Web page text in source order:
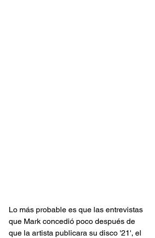
Lo más probable es que las entrevistas
que Mark concedió poco después de
que la artista publicara su disco '21', el